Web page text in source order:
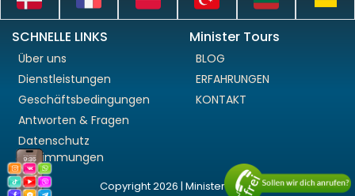
SCHNELLE LINKS
Über uns
Dienstleistungen
Geschäftsbedingungen
Antworten & Fragen
Datenschutz
Bestimmungen
Minister Tours
BLOG
ERFAHRUNGEN
KONTAKT
Copyright 2026 | Minister Tours